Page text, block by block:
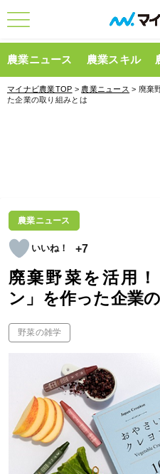
農業ニュース 農業スキル
マイナビ農業TOP > 農業ニュース > 廃棄
た企業の取り組みとは
農業ニュース
+7
廃棄野菜を活用
ン」を作った企業
野菜の雑学